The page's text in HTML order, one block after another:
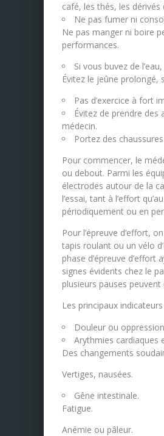
café, les thés, les
Ne pas fumer ni
Ne pas manger ni boire
performances.
Si vous buvez de
Évitez le jeûne prolongé,
Pas d’exercice à fort
Évitez de prendre
médecin.
Portez des
Pour commencer, le
ou debout. Parmi les
électrodes autour de la
l’essai, tant à l’effort
périodiquement ou en
Pour l’épreuve d’effort,
tapis roulant ou un vélo
phase d’épreuve
signes évidents chez le
plusieurs pauses
Les principaux
Douleur ou
Arythmies cardiaques
Des changements
Vertiges, nausées.
Gêne intestinale.
Fatigue.
Anémie ou pâleur.